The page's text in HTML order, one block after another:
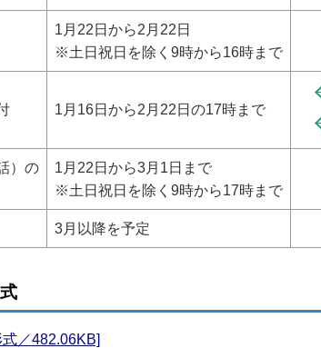
1月22日から2月22日
※土日祝日を除く9時から16時まで
1月16日から2月22日の17時まで
）の
1月22日から3月1日まで
※土日祝日を除く9時から17時まで
3月以降を予定
／482.06KB]